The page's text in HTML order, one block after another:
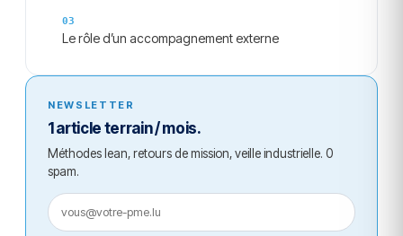
Le rôle d’un accompagnement externe
NEWSLETTER
1 article terrain / mois.
Méthodes lean, retours de mission, veille industrielle. 0
spam.